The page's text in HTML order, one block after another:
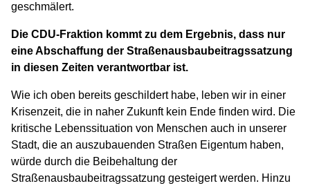
geschmälert.
Die CDU-Fraktion kommt zu dem Ergebnis, dass nur
eine Abschaffung der Straßenausbaubeitragssatzung
in diesen Zeiten verantwortbar ist.
Wie ich oben bereits geschildert habe, leben wir in einer
Krisenzeit, die in naher Zukunft kein Ende finden wird. Die
kritische Lebenssituation von Menschen auch in unserer
Stadt, die an auszubauenden Straßen Eigentum haben,
würde durch die Beibehaltung der
Straßenausbaubeitragssatzung gesteigert werden. Hinzu